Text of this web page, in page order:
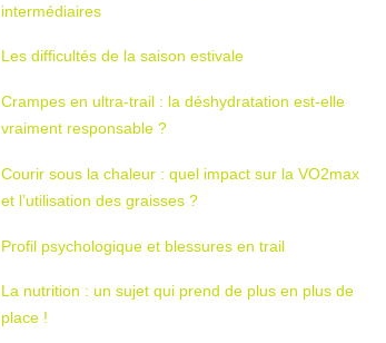
intermédiaires
Les difficultés de la saison estivale
Crampes en ultra-trail : la déshydratation est-elle
vraiment responsable ?
Courir sous la chaleur : quel impact sur la VO2max
et l’utilisation des graisses ?
Profil psychologique et blessures en trail
La nutrition : un sujet qui prend de plus en plus de
place !